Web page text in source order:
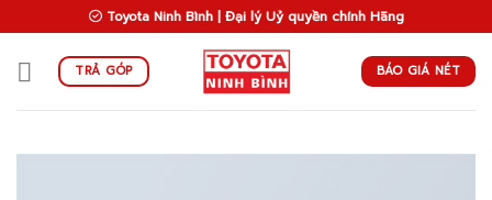
to
content
Toyota Ninh Bình | Đại lý Uỷ quyền chính Hãng
TRẢ GÓP BÁO GIÁ NÉT